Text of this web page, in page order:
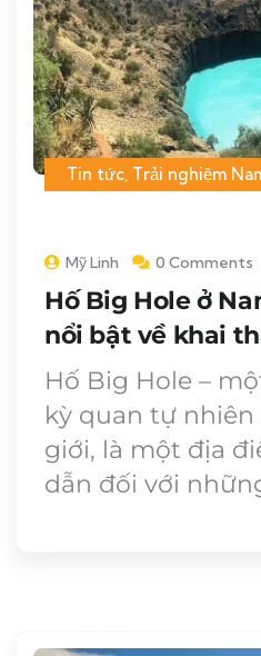
Tin tức, Trải nghiệm
Mỹ Linh 0 Comments
Hố Big Hole ở
nổi bật về khai
Hố Big Hole –
kỳ quan tự
giới, là một địa
dẫn đối với